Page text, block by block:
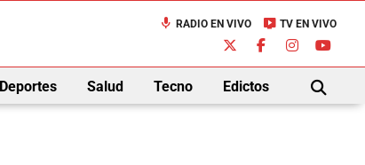
mic RADIO EN VIVO live_tv TV EN VIVO
Deportes Salud Tecno Edictos
BUSCAR